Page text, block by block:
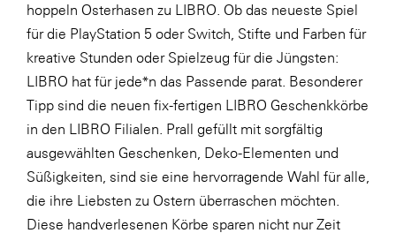
PHH Rechtsanwält:innen
Primark
Salesforce
sebamed
SeneCura
SERVICE&MORE
SKINUANCE®
hoppeln Osterhasen zu LIBRO. Ob das neueste Spiel
für die PlayStation 5 oder Switch, Stifte und Farben für
kreative Stunden oder Spielzeug für die Jüngsten:
LIBRO hat für jede*n das Passende parat. Besonderer
Tipp sind die neuen fix-fertigen LIBRO Geschenkkörbe
in den LIBRO Filialen. Prall gefüllt mit sorgfältig
ausgewählten Geschenken, Deko-Elementen und
Süßigkeiten, sind sie eine hervorragende Wahl für alle,
die ihre Liebsten zu Ostern überraschen möchten.
Diese handverlesenen Körbe sparen nicht nur Zeit